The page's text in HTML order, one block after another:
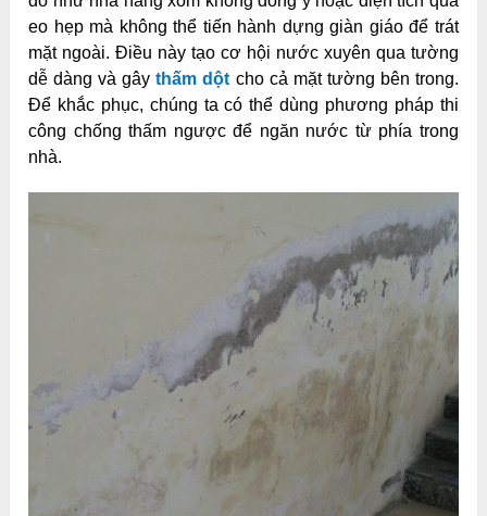
eo hẹp mà không thể tiến hành dựng giàn giáo để trát
mặt ngoài. Điều này tạo cơ hội nước xuyên qua tường
dễ dàng và gâythấm dột cho cả mặt tường bên trong.
Để khắc phục, chúng ta có thể dùng phương pháp thi
công chống thấm ngược để ngăn nước từ phía trong
nhà.